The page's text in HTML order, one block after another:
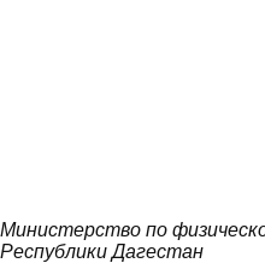
Министерство по
Республики Дагестан